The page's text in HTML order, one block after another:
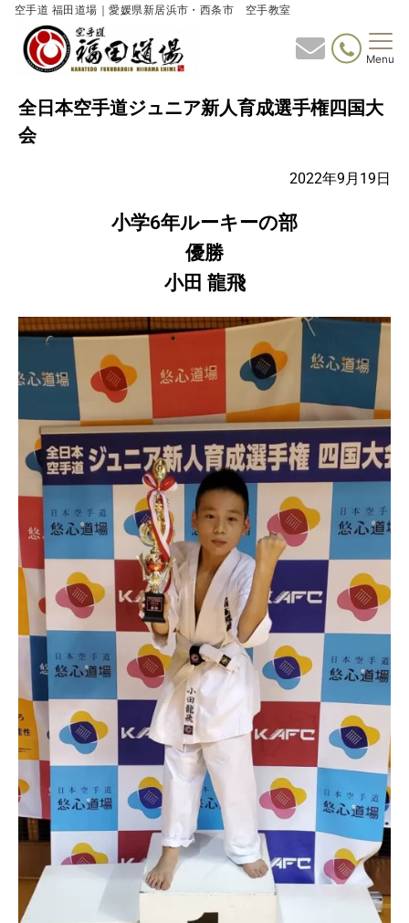
空手道 福田道場｜愛媛県新居浜市・西条市 空手教室
Menu
全日本空手道ジュニア新人育成選手権四国大
会
2022年9月19日
小学6年ルーキーの部
優勝
小田 龍飛